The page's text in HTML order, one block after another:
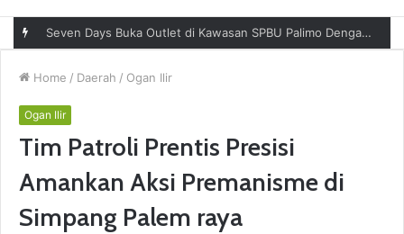
Seven Days Buka Outlet di Kawasan SPBU Palimo Dengan Konsep One Stop Hangout Destination
Home / Daerah / Ogan Ilir
Ogan Ilir
Tim Patroli Prentis Presisi
Amankan Aksi Premanisme di
Simpang Palem raya